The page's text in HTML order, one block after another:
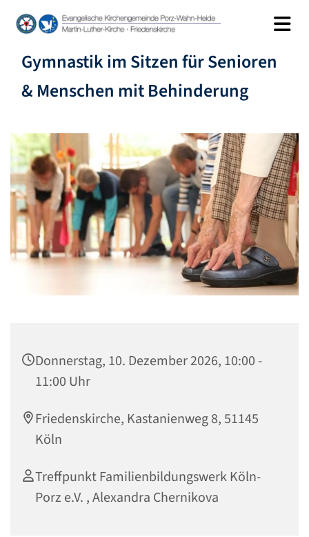
Gymnastik im Sitzen für Senioren
& Menschen mit Behinderung
Donnerstag, 10. Dezember 2026, 10:00 -
11:00 Uhr
Friedenskirche, Kastanienweg 8, 51145
Köln
Treffpunkt Familienbildungswerk Köln-
Porz e.V. , Alexandra Chernikova